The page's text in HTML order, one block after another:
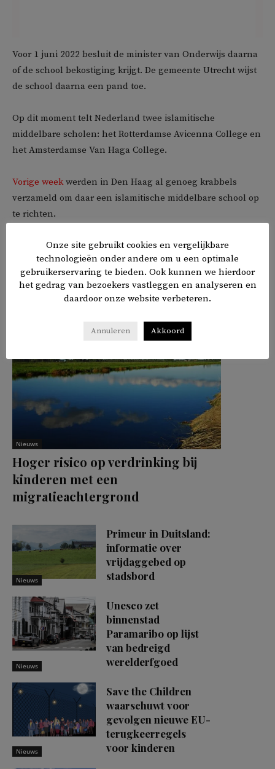
Voor 1 juni 2022 besluit de minister van Onderwijs daarna
of de school bekostiging krijgt. De gemeente Utrecht wijst
de school daarna een pand toe.
Op dit moment telt Nederland twee islamitische
middelbare scholen: het Rotterdamse Avicenna College en
het Amsterdamse Van Haga College.
Vorige weekwerden in Den Haag al genoeg krabbels
verzameld om daar een islamitische middelbare school op
te richten.
Delen 𝕏 f in ✉
Nieuws
Hoger risico op verdrinking bij
kinderen met een
migratieachtergrond
Nieuws
Primeur in Duitsland:
informatie over
vrijdaggebed op
stadsbord
Nieuws
Unesco zet
binnenstad
Paramaribo op lijst
van bedreigd
werelderfgoed
Nieuws
Save the Children
waarschuwt voor
gevolgen nieuwe EU-
terugkeerregels
voor kinderen
Onze site gebruikt cookies en vergelijkbare
technologieën onder andere om u een optimale
gebruikerservaring te bieden. Ook kunnen we hierdoor
het gedrag van bezoekers vastleggen en analyseren en
daardoor onze website verbeteren.
Annuleren Akkoord